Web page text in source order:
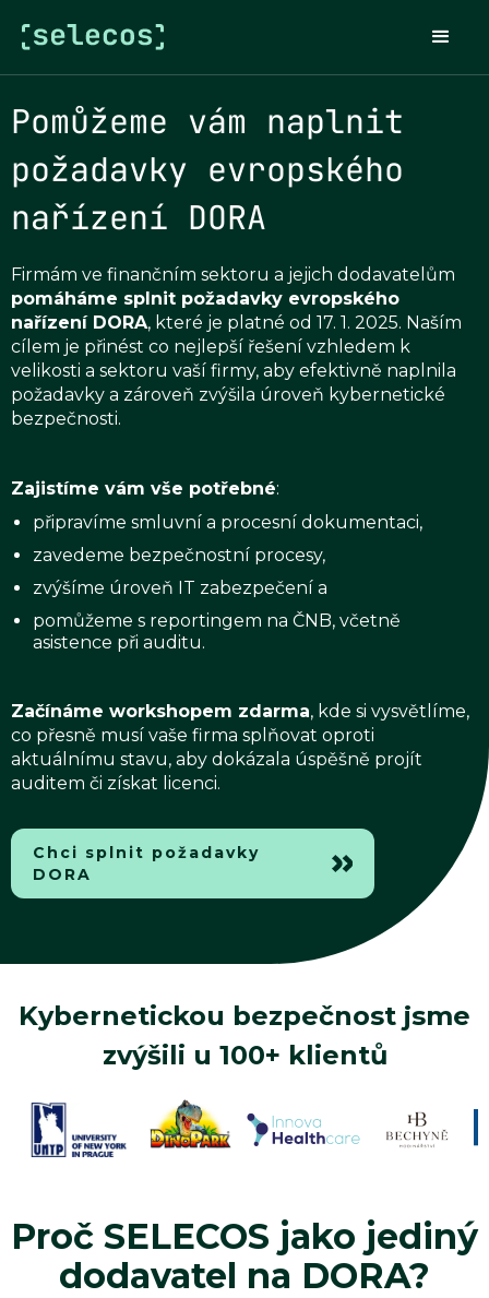
Pomůžeme vám naplnit
požadavky evropského
nařízení DORA
Firmám ve finančním sektoru a jejich dodavatelům
pomáháme splnit požadavky evropského
nařízení DORA, které je platné od 17. 1. 2025. Naším
cílem je přinést co nejlepší řešení vzhledem k
velikosti a sektoru vaší firmy, aby efektivně naplnila
požadavky a zároveň zvýšila úroveň kybernetické
bezpečnosti.
Zajistíme vám vše potřebné:
připravíme smluvní a procesní dokumentaci,
zavedeme bezpečnostní procesy,
zvýšíme úroveň IT zabezpečení a
pomůžeme s reportingem na ČNB, včetně
asistence při auditu.
Začínáme workshopem zdarma, kde si vysvětlíme,
co přesně musí vaše firma splňovat oproti
aktuálnímu stavu, aby dokázala úspěšně projít
auditem či získat licenci.
Chci splnit požadavky
DORA
Kybernetickou bezpečnost jsme
zvýšili u 100+ klientů
Proč SELECOS jako jediný
dodavatel na DORA?